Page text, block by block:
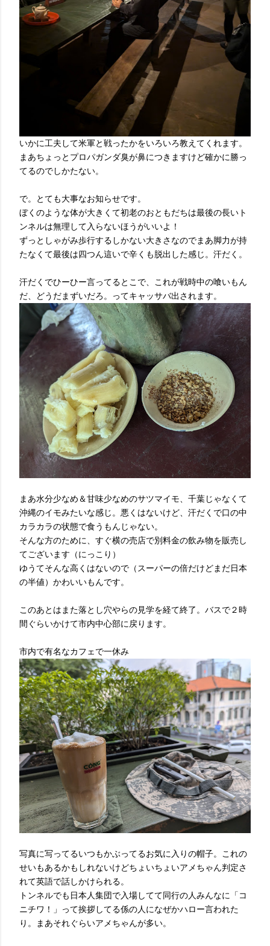
いかに工夫して米軍と戦ったかをいろいろ教えてくれます。
まあちょっとプロパガンダ臭が鼻につきますけど確かに勝っ
てるのでしかたない。
で。とても大事なお知らせです。
ぼくのような体が大きくて初老のおともだちは最後の長いト
ンネルは無理して入らないほうがいいよ！
ずっとしゃがみ歩行するしかない大きさなのでまあ脚力が持
たなくて最後は四つん這いで辛くも脱出した感じ。汗だく。
汗だくでひーひー言ってるとこで、これが戦時中の喰いもん
だ、どうだまずいだろ。ってキャッサバ出されます。
まあ水分少なめ＆甘味少なめのサツマイモ、千葉じゃなくて
沖縄のイモみたいな感じ。悪くはないけど、汗だくで口の中
カラカラの状態で食うもんじゃない。
そんな方のために、すぐ横の売店で別料金の飲み物を販売し
てございます（にっこり）
ゆうてそんな高くはないので（スーパーの倍だけどまだ日本
の半値）かわいいもんです。
このあとはまた落とし穴やらの見学を経て終了。バスで２時
間ぐらいかけて市内中心部に戻ります。
市内で有名なカフェで一休み
写真に写ってるいつもかぶってるお気に入りの帽子。これの
せいもあるかもしれないけどちょいちょいアメちゃん判定さ
れて英語で話しかけられる。
トンネルでも日本人集団で入場してて同行の人みんなに「コ
ニチワ！」って挨拶してる係の人になぜかハロー言われた
り。まあそれぐらいアメちゃんが多い。